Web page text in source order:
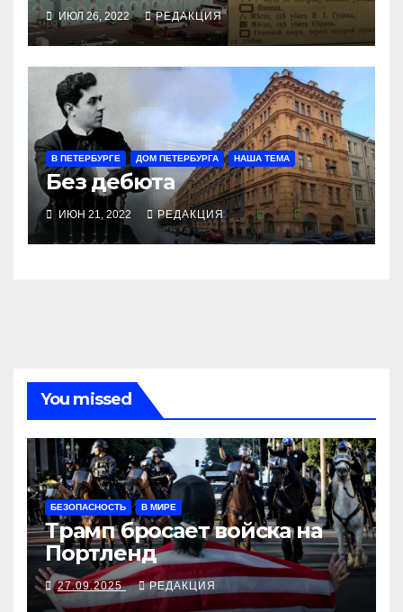
ИЮЛ 26, 2022 РЕДАКЦИЯ
В ПЕТЕРБУРГЕ ДОМ ПЕТЕРБУРГА НАША ТЕМА
Без дебюта
ИЮН 21, 2022 РЕДАКЦИЯ
You missed
БЕЗОПАСНОСТЬ В МИРЕ
Трамп бросает войска на
Портленд
27.09.2025 РЕДАКЦИЯ